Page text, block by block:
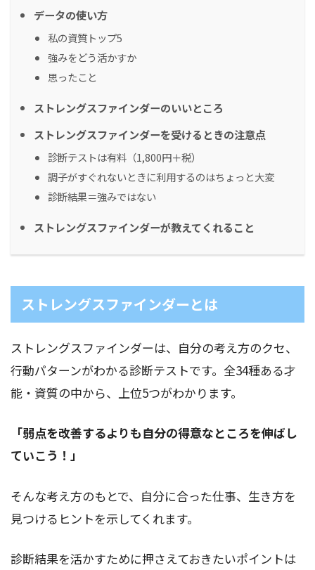
データの使い方
私の資質トップ5
強みをどう活かすか
思ったこと
ストレングスファインダーのいいところ
ストレングスファインダーを受けるときの注意点
診断テストは有料（1,800円＋税）
調子がすぐれないときに利用するのはちょっと大変
診断結果＝強みではない
ストレングスファインダーが教えてくれること
ストレングスファインダーとは
ストレングスファインダーは、自分の考え方のクセ、
行動パターンがわかる診断テストです。全34種ある才
能・資質の中から、上位5つがわかります。
「弱点を改善するよりも自分の得意なところを伸ばし
ていこう！」
そんな考え方のもとで、自分に合った仕事、生き方を
見つけるヒントを示してくれます。
診断結果を活かすために押さえておきたいポイントは